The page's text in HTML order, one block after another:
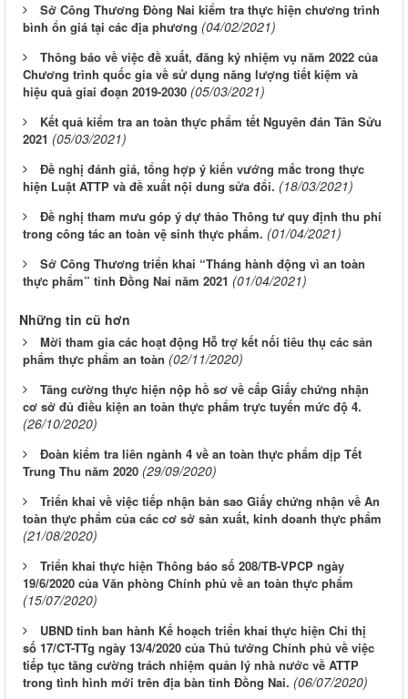
Sở Công Thương Đòng Nai kiểm tra thực hiện chương trình
bình ổn giá tại các địa phương (04/02/2021)
Thông báo về việc đề xuất, đăng ký nhiệm vụ năm 2022 của
Chương trình quốc gia về sử dụng năng lượng tiết kiệm và
hiệu quả giai đoạn 2019-2030 (05/03/2021)
Kết quả kiểm tra an toàn thực phẩm tết Nguyên đán Tân Sửu
2021 (05/03/2021)
Đề nghị đánh giá, tổng hợp ý kiến vướng mắc trong thực
hiện Luật ATTP và đề xuất nội dung sửa đổi. (18/03/2021)
Đề nghị tham mưu góp ý dự thảo Thông tư quy định thu phí
trong công tác an toàn vệ sinh thực phẩm. (01/04/2021)
Sở Công Thương triển khai “Tháng hành động vì an toàn
thực phẩm” tỉnh Đồng Nai năm 2021 (01/04/2021)
Những tin cũ hơn
Mời tham gia các hoạt động Hỗ trợ kết nối tiêu thụ các sản
phẩm thực phẩm an toàn (02/11/2020)
Tăng cường thực hiện nộp hồ sơ về cấp Giấy chứng nhận
cơ sở đủ điều kiện an toàn thực phẩm trực tuyến mức độ 4.
(26/10/2020)
Đoàn kiểm tra liên ngành 4 về an toàn thực phẩm dịp Tết
Trung Thu năm 2020 (29/09/2020)
Triển khai về việc tiếp nhận bản sao Giấy chứng nhận về An
toàn thực phẩm của các cơ sở sản xuất, kinh doanh thực phẩm
(21/08/2020)
Triển khai thực hiện Thông báo số 208/TB-VPCP ngày
19/6/2020 của Văn phòng Chính phủ về an toàn thực phẩm
(15/07/2020)
UBND tỉnh ban hành Kế hoạch triển khai thực hiện Chỉ thị
số 17/CT-TTg ngày 13/4/2020 của Thủ tướng Chính phủ về việc
tiếp tục tăng cường trách nhiệm quản lý nhà nước về ATTP
trong tình hình mới trên địa bàn tỉnh Đồng Nai. (06/07/2020)